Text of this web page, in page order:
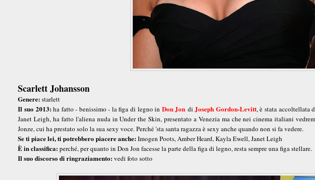
Scarlett Johansson
Genere:starlett
Il suo 2013:ha fatto - benissimo - la figa di legno in Don Jon diJoseph Gordon-Levitt, è stata accoltellata
Janet Leigh, ha fatto l'aliena nuda in Under the Skin, presentato a Venezia ma che nei cinema italiani
Jonze, cui ha prestato solo la sua sexy voce. Perché 'sta santa ragazza è sexy anche quando non si fa vedere.
Se ti piace lei, ti potrebbero piacere anche:Imogen Poots, Amber Heard, Kayla Ewell, Janet Leigh
È in classifica:perché, per quanto in Don Jon facesse la parte della figa di legno, resta sempre una figa stellare.
Il suo discorso di ringraziamento:vedi foto sotto